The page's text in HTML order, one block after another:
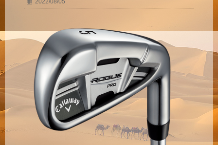
2022/08/05